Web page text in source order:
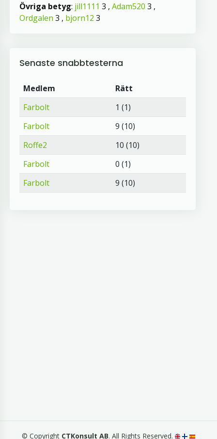
Övriga betyg: jill1111 3 , Adam520 3 ,
Ordgalen 3 , bjorn12 3
Senaste snabbtesterna
Medlem
Rätt
Farbolt
1 (1)
Farbolt
9 (10)
Roffe2
10 (10)
Farbolt
0 (1)
Farbolt
9 (10)
© Copyright CTKonsult AB. All Rights Reserved.